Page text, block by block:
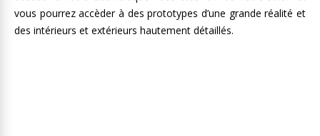
vous pourrez accèder à des prototypes d’une grande réalité et
des intérieurs et extérieurs hautement détaillés.